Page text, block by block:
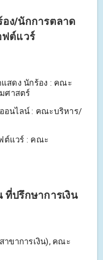
ง/นักการตลาด
ต์แวร์
สดง นักร้อง : คณะ
ศาสตร์
อนไลน์ : คณะบริหาร/
แวร์ : คณะ
ที่ปรึกษาการเงิน
ขาการเงิน), คณะ